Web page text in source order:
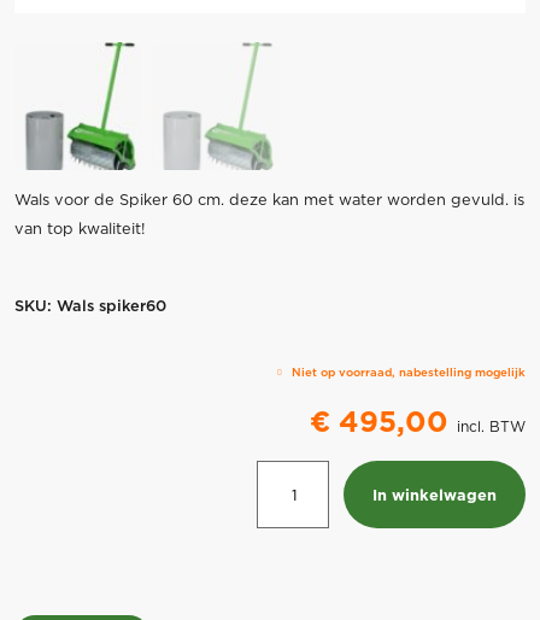
€ 495,00 incl. BTW
Wals voor de Spiker 60 cm. deze kan met water worden gevuld. is
van top kwaliteit!
Niet op voorraad, nabestelling mogelijk
Spiker
In winkelwagen
SKU: Wals spiker60